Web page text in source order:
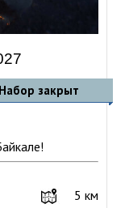
Набор закрыт
5 км